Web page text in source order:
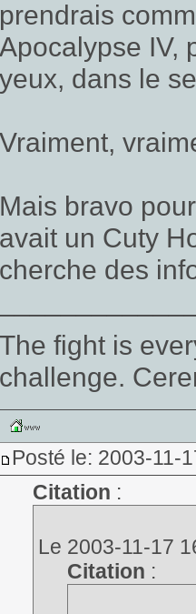
prendrais
Apocalypse IV,
yeux, dans le
Vraiment,
Mais bravo
avait un Cuty
cherche des
The fight is
challenge.
Posté le: 2003-11-
Citation :
Le 2003-11-17
Citation :